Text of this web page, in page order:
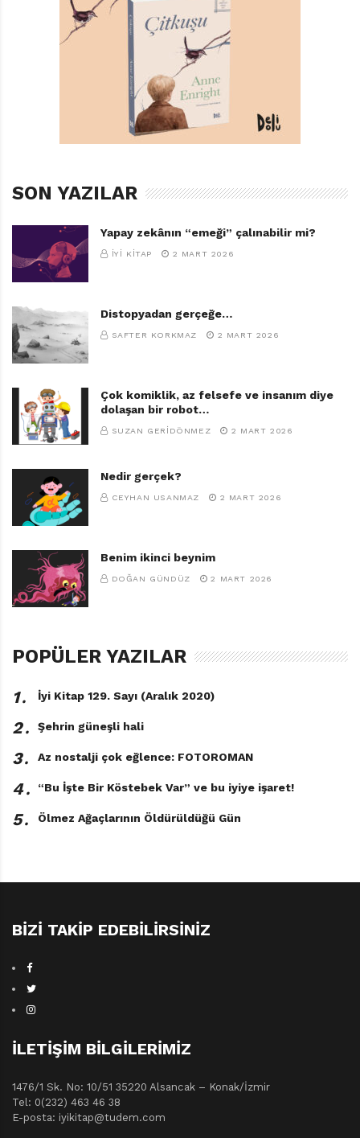
SON YAZILAR
Yapay zekânın “emeği” çalınabilir mi?
İYI KITAP 2 MART 2026
Distopyadan gerçeğe…
SAFTER KORKMAZ 2 MART 2026
Çok komiklik, az felsefe ve insanım diye
dolaşan bir robot…
SUZAN GERIDÖNMEZ 2 MART 2026
Nedir gerçek?
CEYHAN USANMAZ 2 MART 2026
Benim ikinci beynim
DOĞAN GÜNDÜZ 2 MART 2026
POPÜLER YAZILAR
1․ İyi Kitap 129. Sayı (Aralık 2020)
2․ Şehrin güneşli hali
3․ Az nostalji çok eğlence: FOTOROMAN
4․ “Bu İşte Bir Köstebek Var” ve bu iyiye işaret!
5․ Ölmez Ağaçlarının Öldürüldüğü Gün
BIZI TAKIP EDEBILIRSINIZ
İLETIŞIM BILGILERIMIZ
1476/1 Sk. No: 10/51 35220 Alsancak – Konak/İzmir
Tel: 0(232) 463 46 38
E-posta: iyikitap@tudem.com